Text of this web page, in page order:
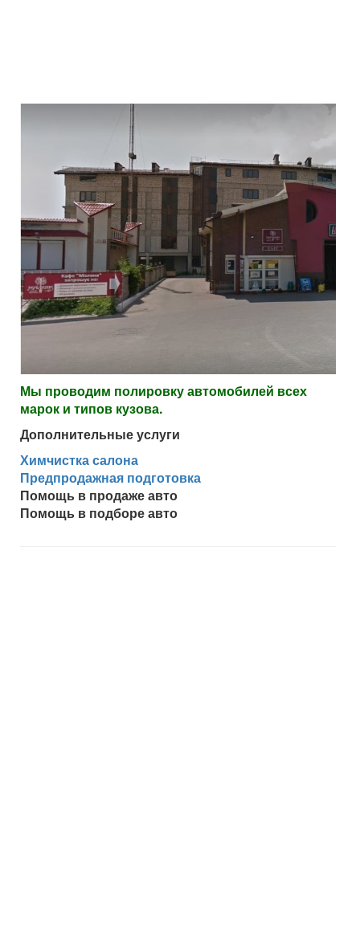
Мы проводим полировку автомобилей всех
марок и типов кузова.
Дополнительные услуги
Химчистка салона
Предпродажная подготовка
Помощь в продаже авто
Помощь в подборе авто